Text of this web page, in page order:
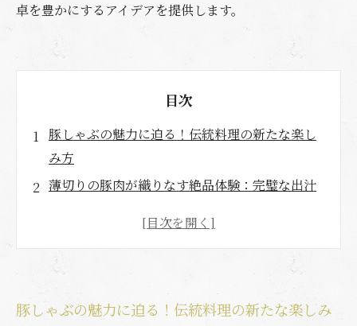
卓を豊かにするアイデアを提供します。
目次
豚しゃぶの魅力に迫る！伝統料理の新たな楽し
み方
薄切りの豚肉が織りなす絶品体験：完璧な出汁
関係
ツ
豚しゃぶの魅力に迫る！伝統料理の新たな楽しみ